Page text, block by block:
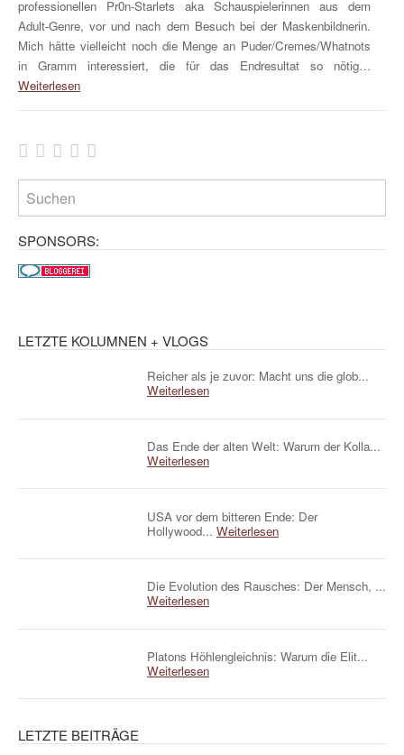
professionellen Pr0n-Starlets aka Schauspielerinnen aus dem
Adult-Genre, vor und nach dem Besuch bei der Maskenbildnerin.
Mich hätte vielleicht noch die Menge an Puder/Cremes/Whatnots
in Gramm interessiert, die für das Endresultat so nötig…
Weiterlesen
SPONSORS:
LETZTE KOLUMNEN + VLOGS
Reicher als je zuvor: Macht uns die glob...
Weiterlesen
Das Ende der alten Welt: Warum der Kolla...
Weiterlesen
USA vor dem bitteren Ende: Der
Hollywood... Weiterlesen
Die Evolution des Rausches: Der Mensch, ...
Weiterlesen
Platons Höhlengleichnis: Warum die Elit...
Weiterlesen
LETZTE BEITRÄGE